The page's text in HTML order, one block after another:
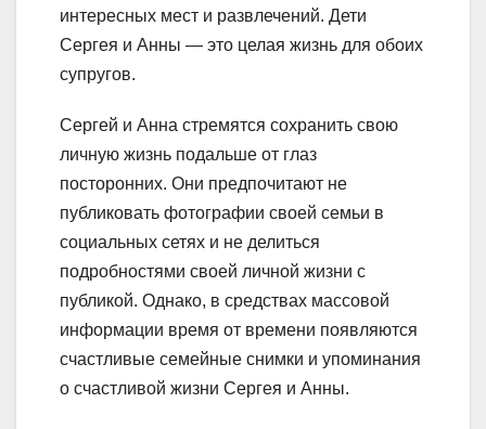
интересных мест и развлечений. Дети
Сергея и Анны — это целая жизнь для обоих
супругов.
Сергей и Анна стремятся сохранить свою
личную жизнь подальше от глаз
посторонних. Они предпочитают не
публиковать фотографии своей семьи в
социальных сетях и не делиться
подробностями своей личной жизни с
публикой. Однако, в средствах массовой
информации время от времени появляются
счастливые семейные снимки и упоминания
о счастливой жизни Сергея и Анны.